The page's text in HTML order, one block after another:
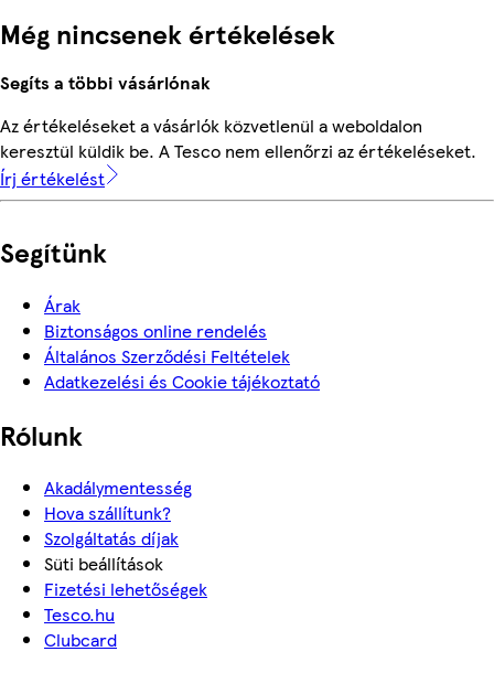
Még nincsenek értékelések
Segíts a többi vásárlónak
Az értékeléseket a vásárlók közvetlenül a weboldalon
keresztül küldik be. A Tesco nem ellenőrzi az értékeléseket.
Írj értékelést
Segítünk
Árak
Biztonságos online rendelés
Általános Szerződési Feltételek
Adatkezelési és Cookie tájékoztató
Rólunk
Akadálymentesség
Hova szállítunk?
Szolgáltatás díjak
Süti beállítások
Fizetési lehetőségek
Tesco.hu
Clubcard